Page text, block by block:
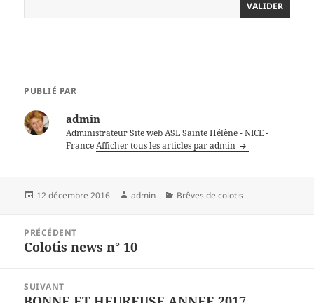
PUBLIÉ PAR
admin
Administrateur Site web ASL Sainte Hélène - NICE -
FranceAfficher tous les articles par admin
Publié
12 décembre 2016 Auteur
admin Catégories
Brêves de colotis
l’article
PRÉCÉDENT
Article
Colotis news n° 10
SUIVANT